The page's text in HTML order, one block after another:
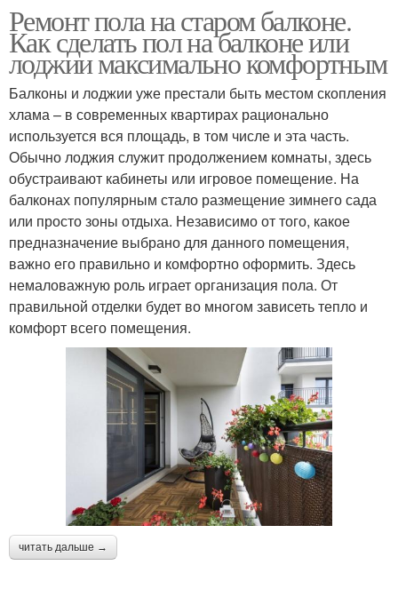
Ремонт пола на старом балконе.
Как сделать пол на балконе или
лоджии максимально комфортным
Балконы и лоджии уже престали быть местом скопления
хлама – в современных квартирах рационально
используется вся площадь, в том числе и эта часть.
Обычно лоджия служит продолжением комнаты, здесь
обустраивают кабинеты или игровое помещение. На
балконах популярным стало размещение зимнего сада
или просто зоны отдыха. Независимо от того, какое
предназначение выбрано для данного помещения,
важно его правильно и комфортно оформить. Здесь
немаловажную роль играет организация пола. От
правильной отделки будет во многом зависеть тепло и
комфорт всего помещения.
читать дальше →